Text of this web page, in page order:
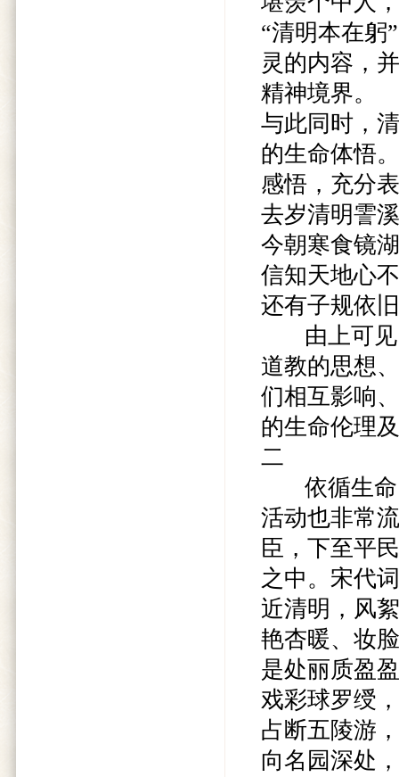
“清明本在躬
灵的内容，
精神境界。
与此同时，
的生命体悟
感悟，充分
去岁清明霅
今朝寒食镜
信知天地心
还有子规依
由上可见
道教的思想
们相互影响
的生命伦理
二
依循生命
活动也非常
臣，下至平
之中。宋代
近清明，风
艳杏暖、妆
是处丽质盈
戏彩球罗绶
占断五陵游
向名园深处